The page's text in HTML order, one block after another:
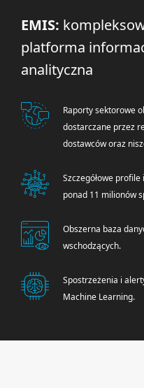
EMIS:
platforma
analityczna
Raporty sektorowe
dostarczane przez
dostawców oraz
Szczegółowe
ponad 11 milionów
Obszerna baza
wschodzących.
Spostrzeżenia i
Machine Learning.